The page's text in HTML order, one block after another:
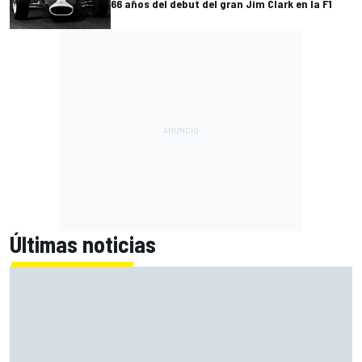
66 años del debut del gran Jim Clark en la F1
Últimas noticias